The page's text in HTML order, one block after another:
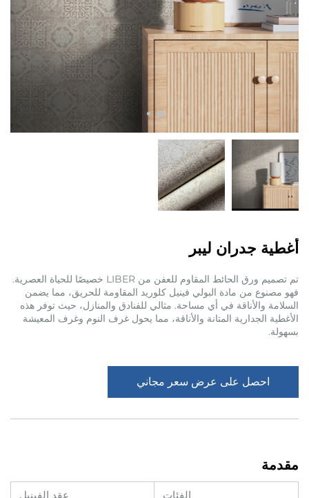
أغطية جدران ليبر
تم تصميم ورق الحائط المقاوم للعفن من LIBER خصيصًا للحياة العصرية.
فهو مصنوع من مادة البولي فينيل كلوريد المقاومة للحريق، مما يضمن
السلامة والأناقة في أي مساحة. مثالي للفنادق والمنازل، حيث توفر هذه
الأغطية الجدارية المتانة والأناقة، مما يحول غرف النوم وغرف المعيشة
بسهولة.
احصل على عرض سعر مجاني
مقدمة
الفئات
عقد الفينيل